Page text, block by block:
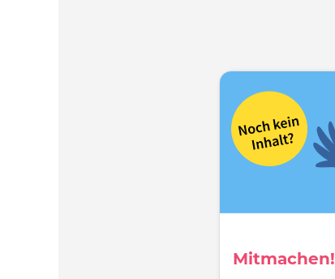
Mitmachen!